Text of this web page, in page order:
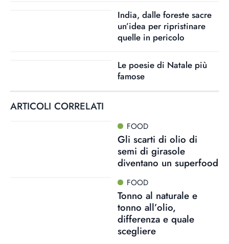
India, dalle foreste sacre
un’idea per ripristinare
quelle in pericolo
Le poesie di Natale più
famose
ARTICOLI CORRELATI
FOOD
Gli scarti di olio di
semi di girasole
diventano un superfood
FOOD
Tonno al naturale e
tonno all’olio,
differenza e quale
scegliere